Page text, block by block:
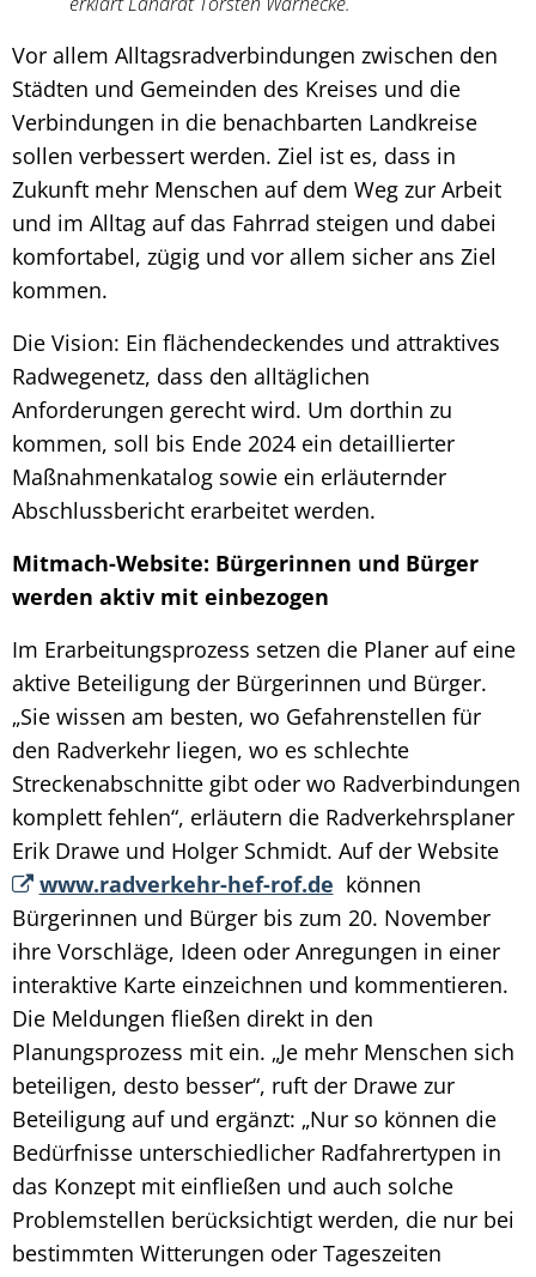
Vor allem Alltagsradverbindungen zwischen den
Städten und Gemeinden des Kreises und die
Verbindungen in die benachbarten Landkreise
sollen verbessert werden. Ziel ist es, dass in
Zukunft mehr Menschen auf dem Weg zur Arbeit
und im Alltag auf das Fahrrad steigen und dabei
komfortabel, zügig und vor allem sicher ans Ziel
kommen.
Die Vision: Ein flächendeckendes und attraktives
Radwegenetz, dass den alltäglichen
Anforderungen gerecht wird. Um dorthin zu
kommen, soll bis Ende 2024 ein detaillierter
Maßnahmenkatalog sowie ein erläuternder
Abschlussbericht erarbeitet werden.
Mitmach-Website: Bürgerinnen und Bürger
werden aktiv mit einbezogen
Im Erarbeitungsprozess setzen die Planer auf eine
aktive Beteiligung der Bürgerinnen und Bürger.
„Sie wissen am besten, wo Gefahrenstellen für
den Radverkehr liegen, wo es schlechte
Streckenabschnitte gibt oder wo Radverbindungen
komplett fehlen“, erläutern die Radverkehrsplaner
Erik Drawe und Holger Schmidt. Auf der Website
www.radverkehr-hef-rof.de können
Bürgerinnen und Bürger bis zum 20. November
ihre Vorschläge, Ideen oder Anregungen in einer
interaktive Karte einzeichnen und kommentieren.
Die Meldungen fließen direkt in den
Planungsprozess mit ein. „Je mehr Menschen sich
beteiligen, desto besser“, ruft der Drawe zur
Beteiligung auf und ergänzt: „Nur so können die
Bedürfnisse unterschiedlicher Radfahrertypen in
das Konzept mit einfließen und auch solche
Problemstellen berücksichtigt werden, die nur bei
bestimmten Witterungen oder Tageszeiten